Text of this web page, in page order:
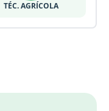
TÉC. AGRÍCOLA